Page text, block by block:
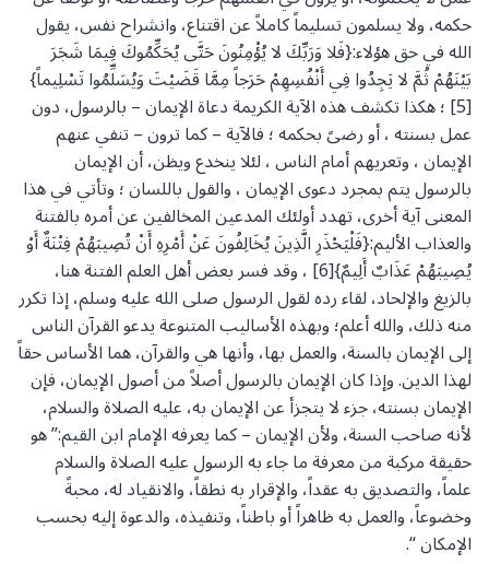
حكمه، ولا يسلمون تسليماً كاملاً عن اقتناع، وانشراح نفس، يقول
الله في حق هؤلاء:{فَلا وَرَبِّكَ لا يُؤْمِنُونَ حَتَّى يُحَكِّمُوكَ فِيمَا شَجَرَ
بَيْنَهُمْ ثُمَّ لا يَجِدُوا فِي أَنْفُسِهِمْ حَرَجاً مِمَّا قَضَيْتَ وَيُسَلِّمُوا تَسْلِيماً}
[5] ؛ هكذا تكشف هذه الآية الكريمة دعاة الإيمان – بالرسول، دون
عمل بسنته ، أو رضىً بحكمه ؛ فالآية – كما ترون – تنفي عنهم
الإيمان ، وتعريهم أمام الناس ، لئلا ينخدع ويظن، أن الإيمان
بالرسول يتم بمجرد دعوى الإيمان ، والقول باللسان ؛ وتأتي في هذا
المعنى آية أخرى، تهدد أولئك المدعين المخالفين عن أمره بالفتنة
والعذاب الأليم:{فَلْيَحْذَرِ الَّذِينَ يُخَالِفُونَ عَنْ أَمْرِهِ أَنْ تُصِيبَهُمْ فِتْنَةٌ أَوْ
يُصِيبَهُمْ عَذَابٌ أَلِيمٌ}[6] ، وقد فسر بعض أهل العلم الفتنة هنا،
بالزيغ والإلحاد، لقاء رده لقول الرسول صلى الله عليه وسلم، إذا تكرر
منه ذلك، والله أعلم؛ وبهذه الأساليب المتنوعة يدعو القرآن الناس
إلى الإيمان بالسنة، والعمل بها، وأنها هي والقرآن، هما الأساس حقاً
لهذا الدين. وإذا كان الإيمان بالرسول أصلاً من أصول الإيمان، فإن
الإيمان بسنته، جزء لا يتجزأ عن الإيمان به، عليه الصلاة والسلام،
لأنه صاحب السنة، ولأن الإيمان – كما يعرفه الإمام ابن القيم:” هو
حقيقة مركبة من معرفة ما جاء به الرسول عليه الصلاة والسلام
علماً، والتصديق به عقداً، والإقرار به نطقاً، والانقياد له، محبةً
وخضوعاً، والعمل به ظاهراً أو باطناً، وتنفيذه، والدعوة إليه بحسب
الإمكان “.